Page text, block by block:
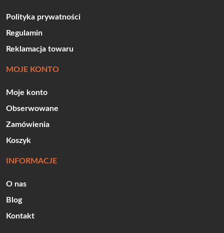
Polityka prywatności
Regulamin
Reklamacja towaru
MOJE KONTO
Moje konto
Obserwowane
Zamówienia
Koszyk
INFORMACJE
O nas
Blog
Kontakt